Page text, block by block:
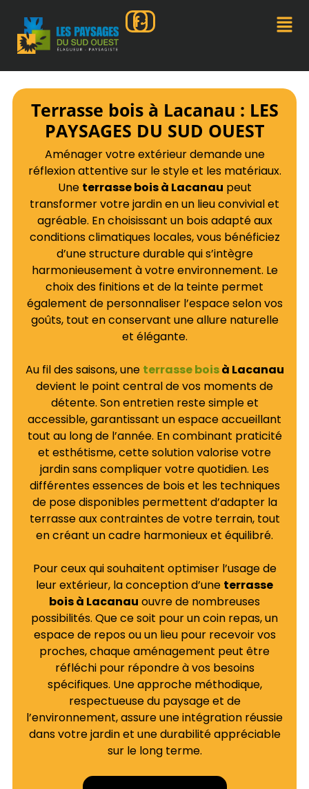
Terrasse bois à Lacanau : LES
PAYSAGES DU SUD OUEST
Aménager votre extérieur demande une
réflexion attentive sur le style et les matériaux.
Une terrasse bois à Lacanau peut
transformer votre jardin en un lieu convivial et
agréable. En choisissant un bois adapté aux
conditions climatiques locales, vous bénéficiez
d’une structure durable qui s’intègre
harmonieusement à votre environnement. Le
choix des finitions et de la teinte permet
également de personnaliser l’espace selon vos
goûts, tout en conservant une allure naturelle
et élégante.
Au fil des saisons, une terrasse boisà Lacanau
devient le point central de vos moments de
détente. Son entretien reste simple et
accessible, garantissant un espace accueillant
tout au long de l’année. En combinant praticité
et esthétisme, cette solution valorise votre
jardin sans compliquer votre quotidien. Les
différentes essences de bois et les techniques
de pose disponibles permettent d’adapter la
terrasse aux contraintes de votre terrain, tout
en créant un cadre harmonieux et équilibré.
Pour ceux qui souhaitent optimiser l’usage de
leur extérieur, la conception d’une terrasse
bois à Lacanau ouvre de nombreuses
possibilités. Que ce soit pour un coin repas, un
espace de repos ou un lieu pour recevoir vos
proches, chaque aménagement peut être
réfléchi pour répondre à vos besoins
spécifiques. Une approche méthodique,
respectueuse du paysage et de
l’environnement, assure une intégration réussie
dans votre jardin et une durabilité appréciable
sur le long terme.